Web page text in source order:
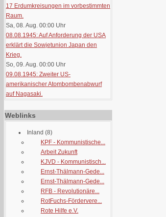
17 Erdumkreisungen im vorbestimmten
Raum.
Sa, 08. Aug. 00:00 Uhr
08.08.1945: Auf Anforderung der USA
erklärt die Sowjetunion Japan den
Krieg.
So, 09. Aug. 00:00 Uhr
09.08.1945: Zweiter US-
amerikanischer Atombombenabwurf
auf Nagasaki.
Weblinks
Inland (8)
KPF - Kommunistische...
Arbeit Zukunft
KJVD - Kommunistisch...
Ernst-Thälmann-Gede...
Ernst-Thälmann-Gede...
RFB - Revolutionäre...
RotFuchs-Fördervere...
Rote Hilfe e.V.